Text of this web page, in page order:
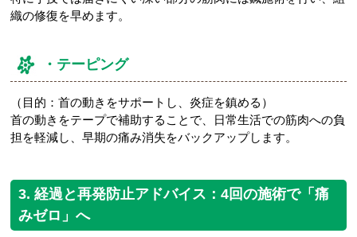
織の修復を早めます。
・テーピング
（目的：首の動きをサポートし、炎症を鎮める）
首の動きをテープで補助することで、日常生活での筋肉への負
担を軽減し、早期の痛み消失をバックアップします。
3. 経過と再発防止アドバイス：4回の施術で「痛
みゼロ」へ